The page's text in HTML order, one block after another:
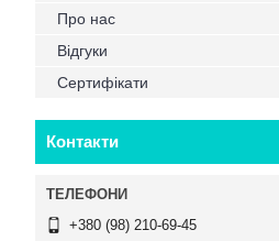
Про нас
Відгуки
Сертифікати
Контакти
+380 (98) 210-69-45